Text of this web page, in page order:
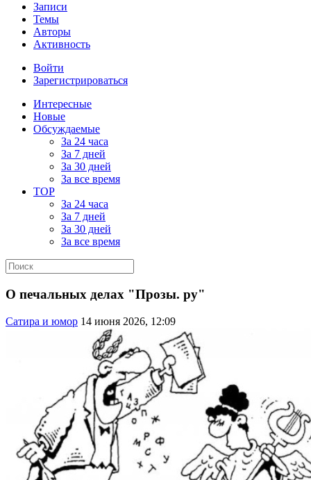
Записи
Темы
Авторы
Активность
Войти
Зарегистрироваться
Интересные
Новые
Обсуждаемые
За 24 часа
За 7 дней
За 30 дней
За все время
TOP
За 24 часа
За 7 дней
За 30 дней
За все время
О печальных делах "Прозы. ру"
Сатира и юмор 14 июня 2026, 12:09